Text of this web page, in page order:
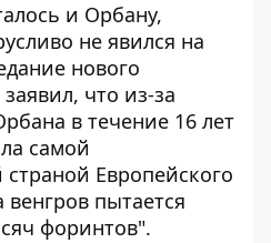
и Орбану,
не явился на
нового
что из-за
в течение 16 лет
самой
Европейского
пытается
форинтов".